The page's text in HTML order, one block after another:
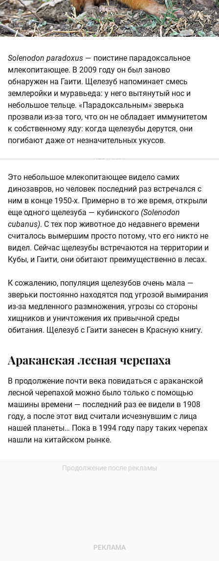
Solenodon paradoxus — поистине парадоксальное
млекопитающее. В 2009 году он был заново
обнаружен на Гаити. Щелезуб напоминает смесь
землеройки и муравьеда: у него вытянутый нос и
небольшое тельце. «Парадоксальным» зверька
прозвали из-за того, что он не обладает иммунитетом
к собственному яду: когда щелезубы дерутся, они
погибают даже от незначительных укусов.
Это небольшое млекопитающее видело самих
динозавров, но человек последний раз встречался с
ним в конце 1950-х. Примерно в то же время, открыли
еще одного щелезуба — кубинского (Solenodon
cubanus). С тех пор животное до недавнего времени
считалось вымершим просто потому, что его никто не
видел. Сейчас щелезубы встречаются на территории и
Кубы, и Гаити, они обитают преимущественно в лесах.
К сожалению, популяция щелезубов очень мала —
зверьки постоянно находятся под угрозой вымирания
из-за медленного размножения, угрозы со стороны
хищников и уничтожения их привычной среды
обитания. Щелезуб с Гаити занесен в Красную книгу.
Араканская лесная черепаха
В продолжение почти века повидаться с араканской
лесной черепахой можно было только с помощью
машины времени — последний раз ее видели в 1908
году, а после этот вид считали исчезнувшим с лица
нашей планеты… Пока в 1994 году пару таких черепах
нашли на китайском рынке.